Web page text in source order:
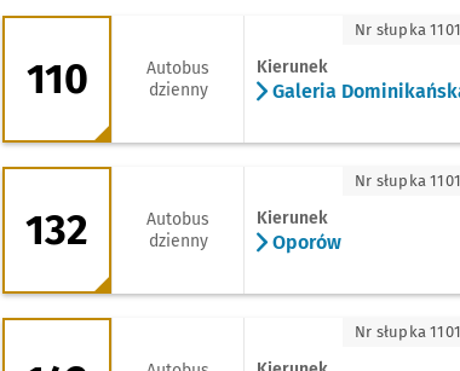
110 - kierunek Galeria
110
Autobus
dzienny
Kierunek
Galeria
Nr słupka
132 - kierunek Oporów
132
Autobus
dzienny
Kierunek
Oporów
Nr słupka
142 - kierunek Jarnołtów Nr słupka